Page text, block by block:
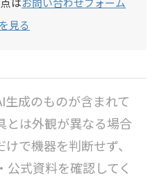
見る
成のものが含まれて
とは外観が異なる場合
で機器を判断せず、
式資料を確認してく